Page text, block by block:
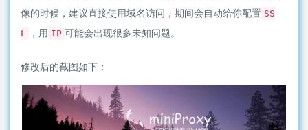
像的时候，建议直接使用域名访问，期间会自动给你配置 SS
L
，用 IP 可能会出现很多未知问题。
修改后的截图如下：